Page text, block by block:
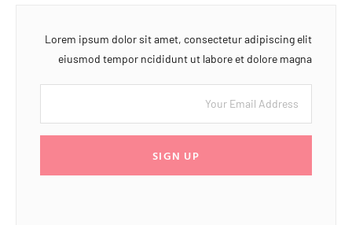
Lorem ipsum dolor sit amet, consectetur adipiscing elit
eiusmod tempor ncididunt ut labore et dolore magna
SIGN UP